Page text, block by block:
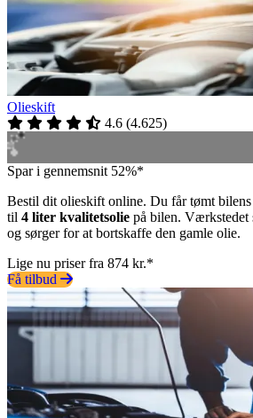
Olieskift
4.6 (4.625)
Spar i gennemsnit 52%*
Bestil dit olieskift online. Du får tømt
til 4 liter kvalitetsolie på bilen. Værkstedet
og sørger for at bortskaffe den gamle olie.
Lige nu priser fra 874 kr.*
Få tilbud